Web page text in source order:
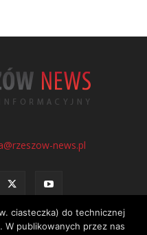
news.pl
ciasteczka) do technicznej
publikowanych przez nas